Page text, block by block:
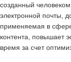
созданный
электронной почты,
применяемая в
контента, повышает
время за счет